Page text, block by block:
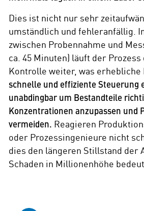
Dies ist nicht nur sehr
umständlich und fehleranfällig.
zwischen Probennahme und
ca. 45 Minuten) läuft der
Kontrolle weiter, was erhebliche
schnelle und effiziente Steuerung
unabdingbar um Bestandteile
Konzentrationen anzupassen und
vermeiden. Reagieren
oder Prozessingenieure nicht
dies den längeren Stillstand der
Schaden in Millionenhöhe